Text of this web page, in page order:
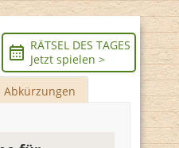
RÄTSEL DES TAGES
Jetzt spielen >
Abkürzungen